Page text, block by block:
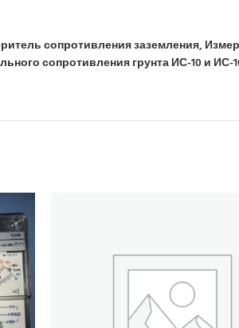
сопротивления заземления,
сопротивления грунта ИС-10 и ИС-